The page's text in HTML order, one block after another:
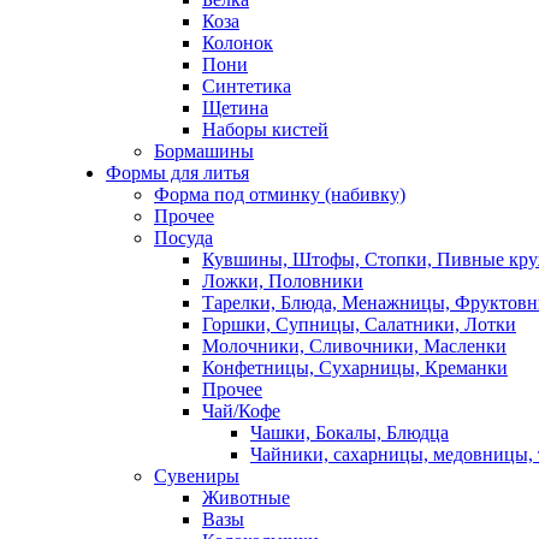
Коза
Колонок
Пони
Синтетика
Щетина
Наборы кистей
Бормашины
Формы для литья
Форма под отминку (набивку)
Прочее
Посуда
Кувшины, Штофы, Стопки, Пивные
Ложки, Половники
Тарелки, Блюда, Менажницы,
Горшки, Супницы, Салатники, Лотки
Молочники, Сливочники, Масленки
Конфетницы, Сухарницы, Креманки
Прочее
Чай/Кофе
Чашки, Бокалы, Блюдца
Чайники, сахарницы, медовницы,
Сувениры
Животные
Вазы